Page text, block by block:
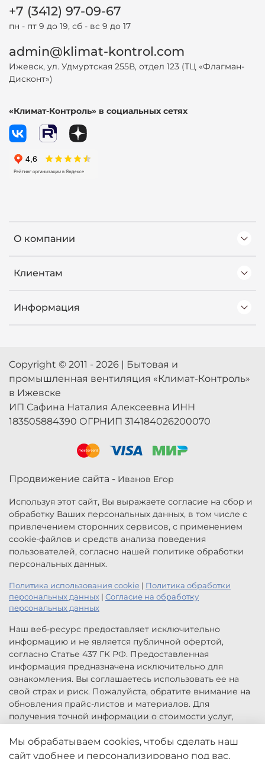
О компании
Клиентам
Информация
+7 (3412) 97-09-67
пн - пт 9 до 19, сб - вс 9 до 17
admin@klimat-kontrol.com
Ижевск, ул. Удмуртская 255В, отдел 123 (ТЦ «Флагман-
Дисконт»)
«Климат-Контроль» в социальных сетях
Copyright © 2011 - 2026 | Бытовая и
промышленная вентиляция «Климат-Контроль»
в Ижевске
ИП Сафина Наталия Алексеевна ИНН
183505884390 ОГРНИП 314184026200070
Продвижение сайта - Иванов Егор
Используя этот сайт, Вы выражаете согласие на сбор и
обработку Ваших персональных данных, в том числе с
привлечением сторонних сервисов, с применением
cookie-файлов и средств анализа поведения
пользователей, согласно нашей политике обработки
персональных данных.
Политика использования cookie | Политика обработки
персональных данных | Согласие на обработку
персональных данных
Наш веб-ресурс предоставляет исключительно
информацию и не является публичной офертой,
согласно Статье 437 ГК РФ. Предоставленная
информация предназначена исключительно для
ознакомления. Вы соглашаетесь использовать ее на
свой страх и риск. Пожалуйста, обратите внимание на
обновления прайс-листов и материалов. Для
получения точной информации о стоимости услуг,
заказа услуг заполните форму обратной связи.
Цены, указанные на сайте приведены как справочная
Мы обрабатываем cookies, чтобы сделать наш
сайт удобнее и персонализировано под вас.